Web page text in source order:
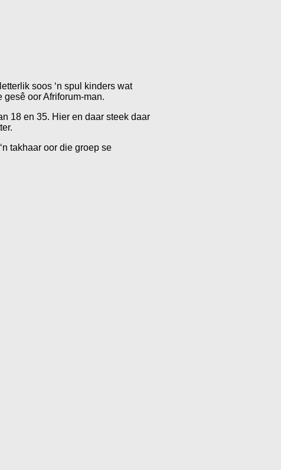
soos ‘n spul kinders wat
oor Afriforum-man.
18 en 35. Hier en daar steek daar
takhaar oor die groep se